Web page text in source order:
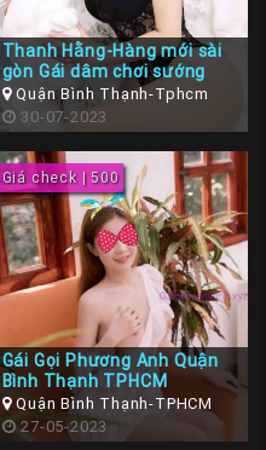
Thanh Hằng-Hàng mới sài
gòn Gái dâm chơi sướng
Quận Bình Thạnh-Tphcm
30-07-2023
Giá check | 500
Gái Gọi Phương Anh Quận
Bình Thạnh TPHCM
Quận Bình Thạnh-TPHCM
27-05-2023